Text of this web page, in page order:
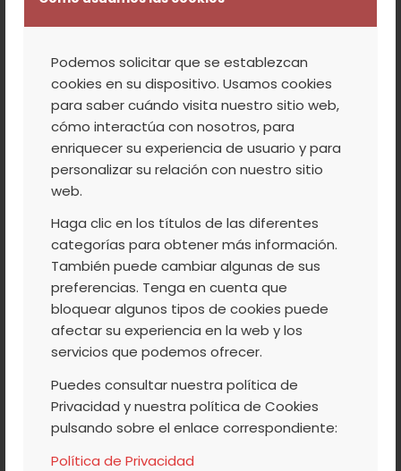
Podemos solicitar que se establezcan
cookies en su dispositivo. Usamos cookies
para saber cuándo visita nuestro sitio web,
cómo interactúa con nosotros, para
enriquecer su experiencia de usuario y para
personalizar su relación con nuestro sitio
web.
Haga clic en los títulos de las diferentes
categorías para obtener más información.
También puede cambiar algunas de sus
preferencias. Tenga en cuenta que
bloquear algunos tipos de cookies puede
afectar su experiencia en la web y los
servicios que podemos ofrecer.
Puedes consultar nuestra política de
Privacidad y nuestra política de Cookies
pulsando sobre el enlace correspondiente:
Política de Privacidad
rico. Le toca el turno al salmorejo de
Directo al Paladar, una receta sabrosa y
sana para celebrar que ya estamos en
verano. También queremos recordaros que
el sábado 20 a las 11.00 h. podeis disfrutar,
de forma gratuita, de lavisita guiada a la
del Jerte(para Información y reservas
927471100 – 680930891). Y el domingo 21, de
lasJORNADAS DE PUERTAS ABIERTAS
Cooperativa Tornavalle en Tornavacas,
donde habrá una muestra y cata de
cerezas, de 11.00 h. a 13.00 h. Feliz fin de
semana